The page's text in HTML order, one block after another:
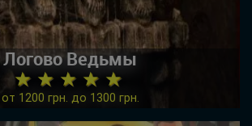
Логово Ведьмы
★ ★ ★ ★ ★
от 1200 грн. до 1300 грн.